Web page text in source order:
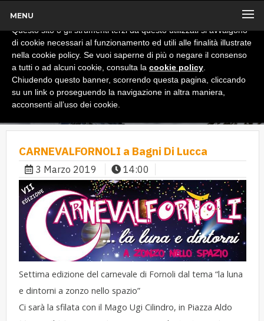
MENU
CARNEVALFORNOLI a Bagni Di Lucca
3 Marzo 2019 14:00
Settima edizione del carnevale di Fornoli dal tema “la luna
e dintorni a zonzo nello spazio”
Ci sarà la sfilata con il Mago Ugi Cilindro, in Piazza Aldo
x
Informativa
Questo sito o gli strumenti terzi da questo utilizzati si avvalgono
di cookie necessari al funzionamento ed utili alle finalità illustrate
nella cookie policy. Se vuoi saperne di più o negare il consenso
a tutti o ad alcuni cookie, consulta la cookie policy
Chiudendo questo banner, scorrendo questa pagina, cliccando
su un link o proseguendo la navigazione in altra maniera,
acconsenti all’uso dei cookie.